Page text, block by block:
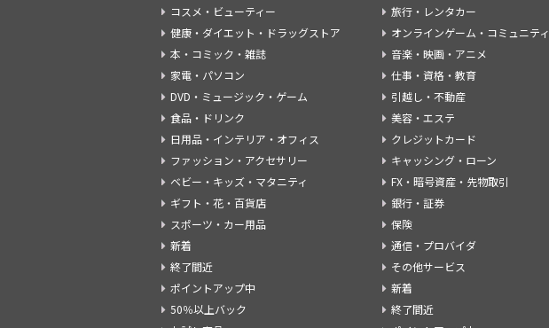
コスメ・ビューティー
健康・ダイエット・ドラッグストア
本・コミック・雑誌
家電・パソコン
DVD・ミュージック・ゲーム
食品・ドリンク
日用品・インテリア・オフィス
ファッション・アクセサリー
ベビー・キッズ・マタニティ
ギフト・花・百貨店
スポーツ・カー用品
新着
終了間近
ポイントアップ中
50％以上バック
旅行・レンタカー
オンラインゲーム・コミュニティ
音楽・映画・アニメ
仕事・資格・教育
引越し・不動産
美容・エステ
クレジットカード
キャッシング・ローン
FX・暗号資産・先物取引
銀行・証券
保険
通信・プロバイダ
その他サービス
新着
終了間近